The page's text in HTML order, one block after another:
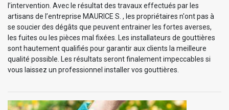
l’intervention. Avec le résultat des travaux effectués par les
artisans de l’entreprise MAURICE S. , les propriétaires n'ont pas à
se soucier des dégâts que peuvent entrainer les fortes averses,
les fuites ou les pièces mal fixées. Les installateurs de gouttières
sont hautement qualifiés pour garantir aux clients la meilleure
qualité possible. Les résultats seront finalement impeccables si
vous laissez un professionnel installer vos gouttières.